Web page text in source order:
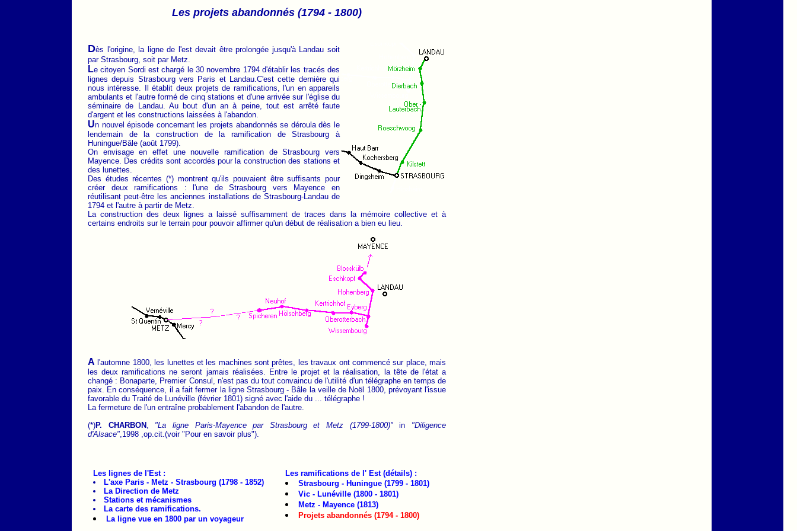
Les projets abandonnés (1794 - 1800)
Dès l'origine, la ligne de l'est devait être prolongée jusqu'à Landau soit
par Strasbourg, soit par Metz.
Le citoyen Sordi est chargé le 30 novembre 1794 d'établir les tracés des
lignes depuis Strasbourg vers Paris et Landau.C'est cette dernière qui
nous intéresse. Il établit deux projets de ramifications, l'un en appareils
ambulants et l'autre formé de cinq stations et d'une arrivée sur l'église du
séminaire de Landau. Au bout d'un an à peine, tout est arrêté faute
d'argent et les constructions laissées à l'abandon.
Un nouvel épisode concernant les projets abandonnés se déroula dès le
lendemain de la construction de la ramification de Strasbourg à
Huningue/Bâle (août 1799).
On envisage en effet une nouvelle ramification de Strasbourg vers
Mayence. Des crédits sont accordés pour la construction des stations et
des lunettes.
Des études récentes (*) montrent qu'ils pouvaient être suffisants pour
créer deux ramifications : l'une de Strasbourg vers Mayence en
réutilisant peut-être les anciennes installations de Strasbourg-Landau de
1794 et l'autre à partir de Metz.
La construction des deux lignes a laissé suffisamment de traces dans la mémoire collective et à
certains endroits sur le terrain pour pouvoir affirmer qu'un début de réalisation a bien eu lieu.
A l'automne 1800, les lunettes et les machines sont prêtes, les travaux ont commencé sur place, mais
les deux ramifications ne seront jamais réalisées. Entre le projet et la réalisation, la tête de l'état a
changé : Bonaparte, Premier Consul, n'est pas du tout convaincu de l'utilité d'un télégraphe en temps de
paix. En conséquence, il a fait fermer la ligne Strasbourg - Bâle la veille de Noël 1800, prévoyant l'issue
favorable du Traité de Lunéville (février 1801) signé avec l'aide du ... télégraphe !
La fermeture de l'un entraîne probablement l'abandon de l'autre.
(*)P. CHARBON , "La ligne Paris-Mayence par Strasbourg et Metz (1799-1800)"in "Diligence
d'Alsace",1998 ,op.cit.(voir "Pour en savoir plus").
Les lignes de l'Est :
L'axe Paris - Metz - Strasbourg (1798 - 1852)
La Direction de Metz
Stations et mécanismes
La carte des ramifications.
La ligne vue en 1800 par un voyageur
Les ramifications de l' Est (détails) :
Strasbourg - Huningue (1799 - 1801)
Vic - Lunéville (1800 - 1801)
Metz - Mayence (1813)
Projets abandonnés (1794 - 1800)